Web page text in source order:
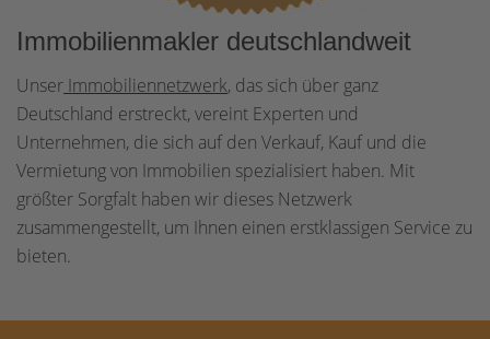
Immobilienmakler deutschlandweit
Unser Immobiliennetzwerk, das sich über ganz
Deutschland erstreckt, vereint Experten und
Unternehmen, die sich auf den Verkauf, Kauf und die
Vermietung von Immobilien spezialisiert haben. Mit
größter Sorgfalt haben wir dieses Netzwerk
zusammengestellt, um Ihnen einen erstklassigen Service zu
bieten.